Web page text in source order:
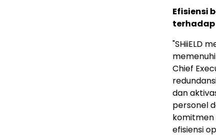
Efisiensi
"SHiiELD
Chief
dan
personel
komitmen
efisiensi